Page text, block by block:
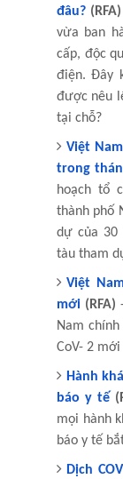
đâu?(RFA)
vừa ban
cấp, độc
điện. Đây
được nêu
tại chỗ?
Việt
trong
hoạch tổ
thành phố
dự của 30
tàu tham
Việt
mới(RFA)
Nam
CoV- 2
Hành
báo y tế
mọi hành
báo y tế
Dịch